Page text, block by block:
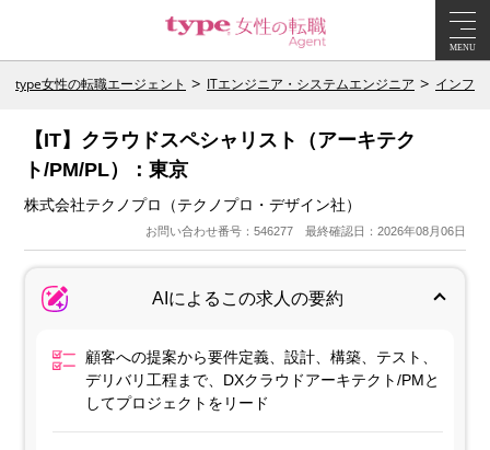
MENU
type女性の転職エージェント ITエンジニア・システムエンジニア インフ
【IT】クラウドスペシャリスト（アーキテク
ト/PM/PL）：東京
株式会社テクノプロ（テクノプロ・デザイン社）
お問い合わせ番号：546277 最終確認日：2026年08月06日
AIによるこの求人の要約
顧客への提案から要件定義、設計、構築、テスト、
デリバリ工程まで、DXクラウドアーキテクト/PMと
してプロジェクトをリード